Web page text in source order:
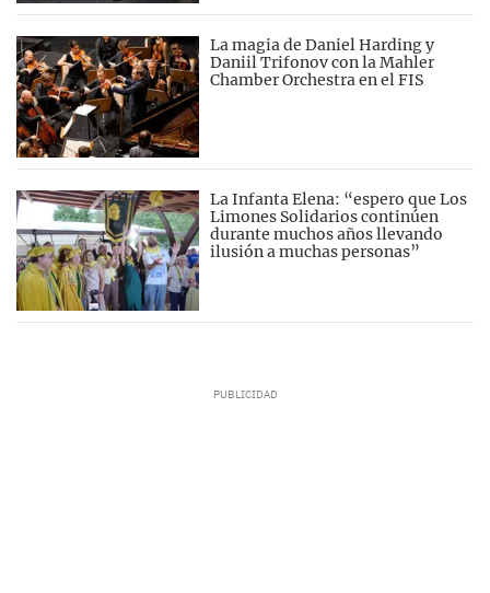
La magia de Daniel Harding y
Daniil Trifonov con la Mahler
Chamber Orchestra en el FIS
La Infanta Elena: “espero que Los
Limones Solidarios continúen
durante muchos años llevando
ilusión a muchas personas”